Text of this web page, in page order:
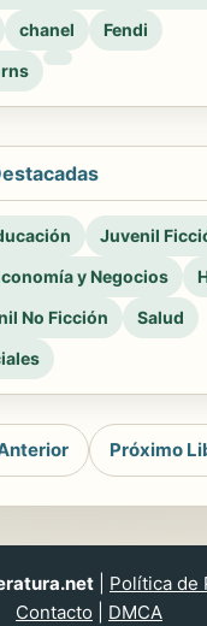
chanel
Fendi
Juvenil
y Negocios
No Ficción
Salud
Próximo
Política de
Contacto
DMCA